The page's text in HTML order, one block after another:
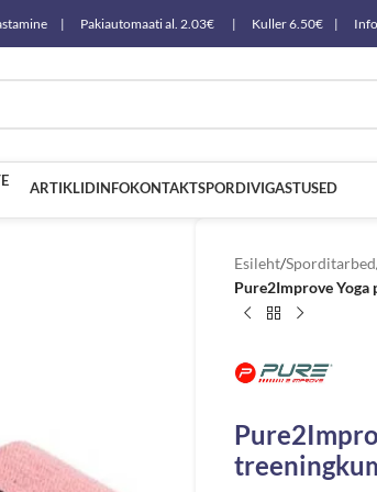
tagastamine | Pakiautomaati al. 2.03€ | Kuller 6.50€ |
ARTIKLIDINFOKONTAKTSPORDIVIGASTUSED
Esileht/Sporditarbed
Pure2Improve